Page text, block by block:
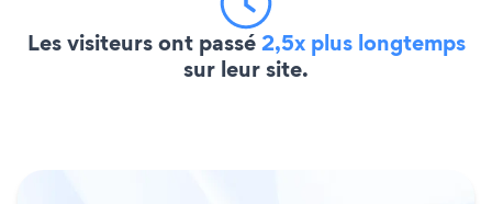
Les visiteurs ont passé2,5x plus longtemps
sur leur site.